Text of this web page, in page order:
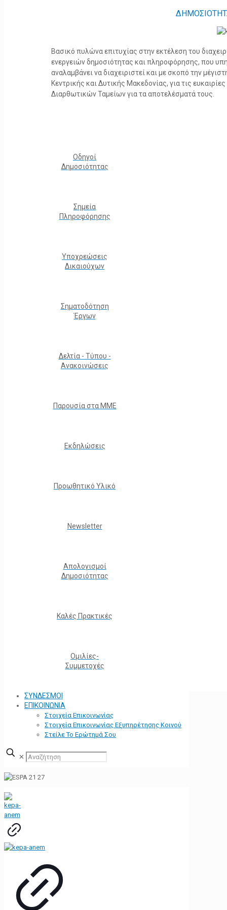
Βασικό πυλώνα επιτυχίας στην εκτέλεση του
ενεργειών δημοσιότητας και πληροφόρησης, που
αναλαμβάνει να διαχειριστεί και με σκοπό την
Κεντρικής και Δυτικής Μακεδονίας, για τις
Διαρθωτικών Ταμείων για τα αποτελέσματά τους.
Οδηγοί
Δημοσιότητας
Σημεία
Πληροφόρησης
Υποχρεώσεις
Δικαιούχων
Σηματοδότηση
Έργων
Δελτία - Τύπου -
Ανακοινώσεις
Παρουσία στα ΜΜΕ
Εκδηλώσεις
Προωθητικό Υλικό
Νewsletter
Απολογισμοί
Δημοσιότητας
Καλές Πρακτικές
Ομιλίες-
Συμμετοχές
ΣΥΝΔΕΣΜΟΙ
ΕΠΙΚΟΙΝΩΝΙΑ
Στοιχεία Επικοινωνίας
Στοιχεία Επικοινωνίας Εξυπηρέτησης Κοινού
Στείλε Το Ερώτημά Σου
✕